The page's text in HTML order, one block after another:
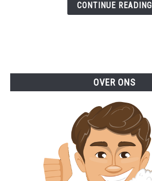
CONTINUE READING
OVER ONS